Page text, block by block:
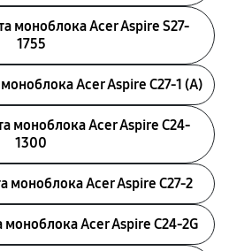
моноблока Acer Aspire S27-
1755
Acer Aspire C27-1 (A)
моноблока Acer Aspire C24-
1300
моноблока Acer Aspire C27-2
Acer Aspire C24-2G